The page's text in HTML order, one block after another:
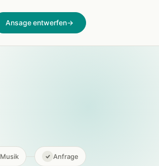
Ansage entwerfen→
Musik Anfrage